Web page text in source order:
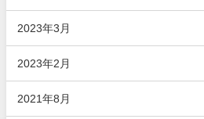
2023年3月
2023年2月
2021年8月